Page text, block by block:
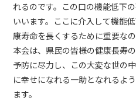
れるのです。この口の機能低下
いいます。ここに介入して機能
康寿命を長くするために重要なの
本会は、県民の皆様の健康長寿
予防に尽力し、この大変な世の
に幸せになれる一助となれるよ
ます。